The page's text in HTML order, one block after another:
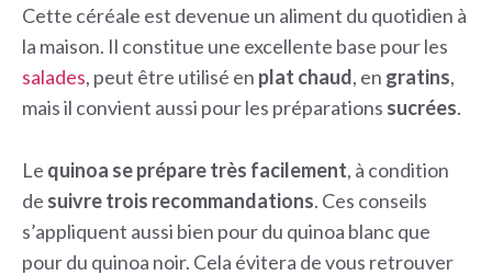
Cette céréale est devenue un aliment du quotidien à
la maison. Il constitue une excellente base pour les
salades, peut être utilisé en plat chaud, en gratins,
mais il convient aussi pour les préparations sucrées.
Le quinoa se prépare très facilement, à condition
de suivre trois recommandations. Ces conseils
s’appliquent aussi bien pour du quinoa blanc que
pour du quinoa noir. Cela évitera de vous retrouver